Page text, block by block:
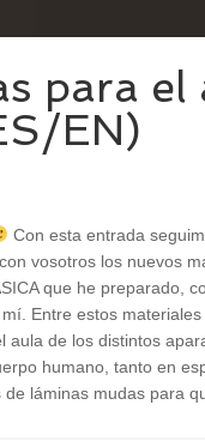
para el
EN)
Con esta entrada
vosotros los nuevos
que he preparado,
Entre estos
aula de los distintos
humano, tanto en
de láminas mudas para